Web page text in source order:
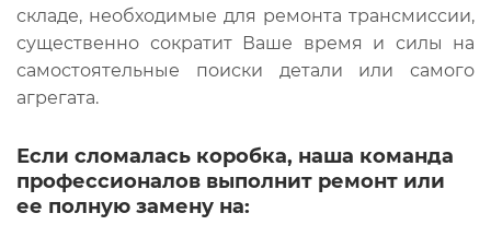
складе, необходимые для ремонта трансмиссии,
существенно сократит Ваше время и силы на
самостоятельные поиски детали или самого
агрегата.
Если сломалась коробка, наша команда
профессионалов выполнит ремонт или
ее полную замену на: